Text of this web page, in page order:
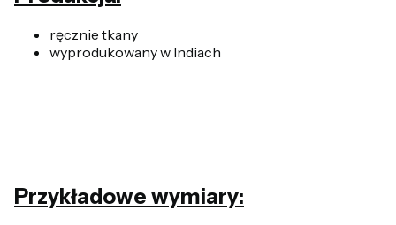
ręcznie tkany
wyprodukowany w Indiach
Przykładowe wymiary: